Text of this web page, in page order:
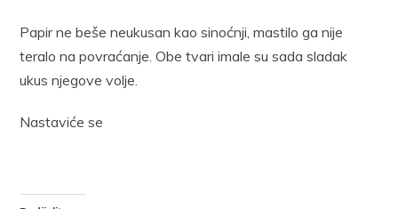
Papir ne beše neukusan kao sinoćnji, mastilo ga nije
teralo na povraćanje. Obe tvari imale su sada sladak
ukus njegove volje.
Nastaviće se